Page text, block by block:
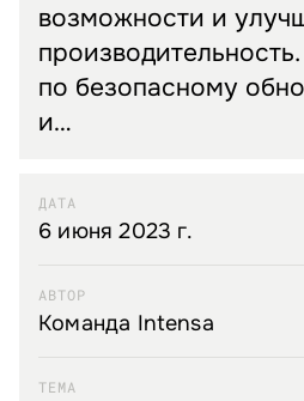
возможности и
по безопасному
и…
ДАТА
6 июня 2023 г.
АВТОР
Команда Intensa
ТЕМА